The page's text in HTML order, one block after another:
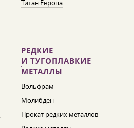
Титан Европа
РЕДКИЕ
И ТУГОПЛАВКИЕ
МЕТАЛЛЫ
Вольфрам
Молибден
Прокат редких металлов